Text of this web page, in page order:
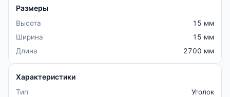
Размеры
Высота
15 мм
Ширина
15 мм
Длина
2700 мм
Характеристики
Тип
Уголок